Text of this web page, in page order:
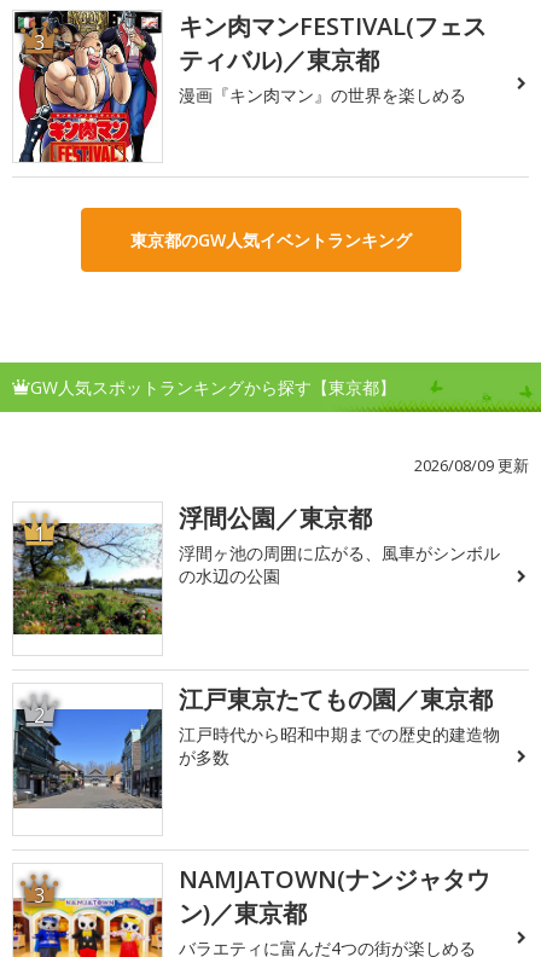
3
キン肉マンFESTIVAL(フェス
ティバル)／東京都
漫画『キン肉マン』の世界を楽しめる
東京都のGW人気イベントランキング
GW人気スポットランキングから探す【東京都】
2026/08/09 更新
1 浮間公園／東京都
浮間ヶ池の周囲に広がる、風車がシンボル
の水辺の公園
2 江戸東京たてもの園／東京都
江戸時代から昭和中期までの歴史的建造物
が多数
3
NAMJATOWN(ナンジャタウ
ン)／東京都
バラエティに富んだ4つの街が楽しめる